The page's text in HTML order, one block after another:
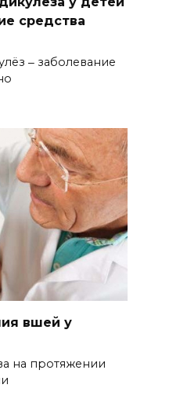
средства
‒ заболевание
вшей у
на протяжении